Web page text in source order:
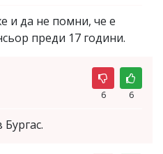
и да не помни, че е
преди 17 години.
6 6